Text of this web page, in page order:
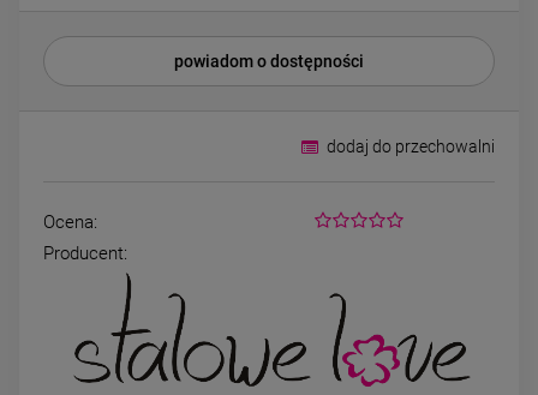
powiadom o dostępności
dodaj do przechowalni
Ocena:
Producent: